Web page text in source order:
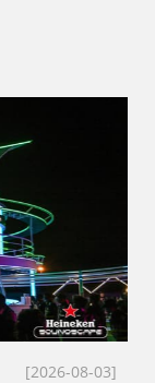
[2026-08-03]